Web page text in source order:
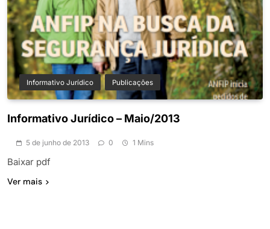
Informativo Jurídico Publicações
Informativo Jurídico – Maio/2013
5 de junho de 2013 0 1 Mins
Baixar pdf
Ver mais